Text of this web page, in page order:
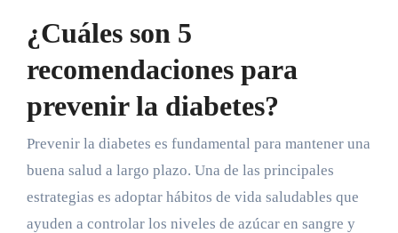
¿Cuáles son 5
recomendaciones para
prevenir la diabetes?
Prevenir la diabetes es fundamental para mantener una
buena salud a largo plazo. Una de las principales
estrategias es adoptar hábitos de vida saludables que
ayuden a controlar los niveles de azúcar en sangre y